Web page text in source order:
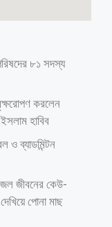
৮১ সদস্য
করলেন
হাবিব
ও ব্যাডমিন্টন
জল জীবনের কেউ-
পোনা মাছ